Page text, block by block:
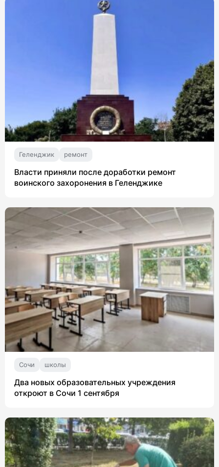
Геленджик ремонт
Власти приняли после доработки ремонт
воинского захоронения в Геленджике
Сочи школы
Два новых образовательных учреждения
откроют в Сочи 1 сентября